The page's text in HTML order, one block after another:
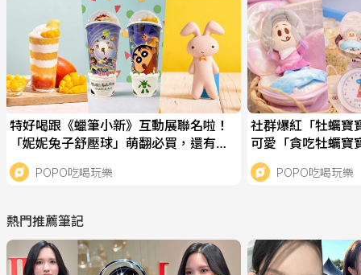
特好喝跟《蠟筆小新》互動展聯名啦！
「妮妮兔子舒壓球」萌翻必買，還有限
定「芒夏啵啵冰沙」要喝！
POPO吃喝玩樂
社群爆紅「牡蠣寶
可愛「貪吃牡蠣寶
幫牡蠣寶寶洗澡&
POPO吃喝玩樂
熱門推薦筆記